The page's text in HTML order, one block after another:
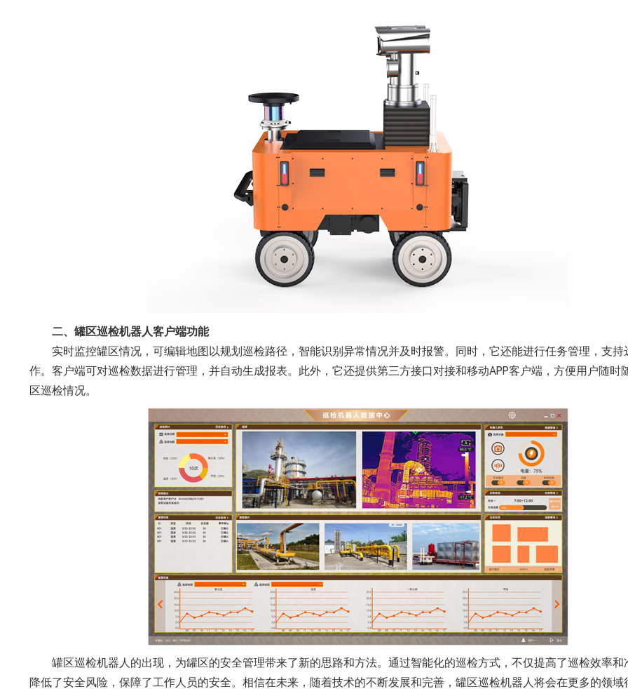
二、罐区巡检机器人客户端功能
实时监控罐区情况，可编辑地图以规划巡检路径，智能识别异常情况并及时报警。同时，它还能进行任务管理，支持
作。客户端可对巡检数据进行管理，并自动生成报表。此外，它还提供第三方接口对接和移动APP客户端，方便用户随时
区巡检情况。
罐区巡检机器人的出现，为罐区的安全管理带来了新的思路和方法。通过智能化的巡检方式，不仅提高了巡检效率和
降低了安全风险，保障了工作人员的安全。相信在未来，随着技术的不断发展和完善，罐区巡检机器人将会在更多的领域